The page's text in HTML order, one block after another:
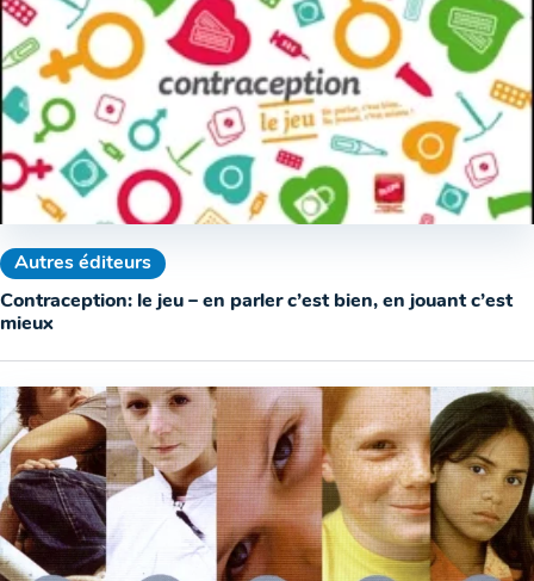
Autres éditeurs
Contraception: le jeu – en parler c’est bien, en jouant c’est
mieux